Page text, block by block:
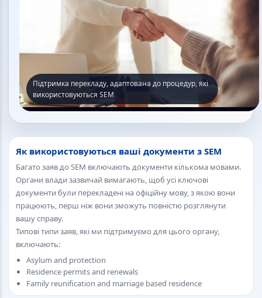
Підтримка перекладу, адаптована до процедур, які
використовуються SEM
Як використовуються ваші документи з SEM
Багато заяв до SEM включають документи кількома мовами.
Органи влади зазвичай вимагають, щоб усі ключові
документи були перекладені на офіційну мову, з якою вони
працюють, перш ніж вони зможуть повністю розглянути
вашу справу.
Типові типи заяв, які ми підтримуємо для цього органу,
включають:
Asylum and protection
Residence permits and renewals
Family reunification and marriage based residence